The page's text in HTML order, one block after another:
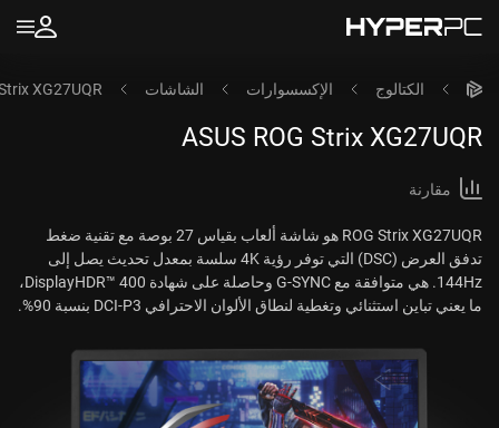
الكتالوج الإكسسوارات الشاشات XG27UQR
ASUS ROG Strix XG27UQR
مقارنة
ROG Strix XG27UQR هو شاشة ألعاب بقياس 27 بوصة مع تقنية ضغط
تدفق العرض (DSC) التي توفر رؤية 4K سلسة بمعدل تحديث يصل إلى
144Hz. هي متوافقة مع G-SYNC وحاصلة على شهادة DisplayHDR™ 400،
ما يعني تباين استثنائي وتغطية لنطاق الألوان الاحترافي DCI-P3 بنسبة 90%.